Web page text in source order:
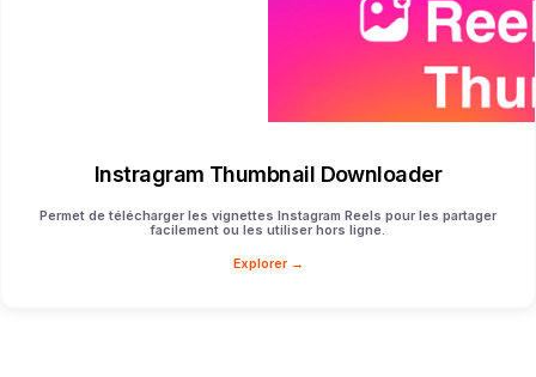
Instragram Thumbnail Downloader
Permet de télécharger les vignettes Instagram Reels pour les partager
facilement ou les utiliser hors ligne.
Explorer →